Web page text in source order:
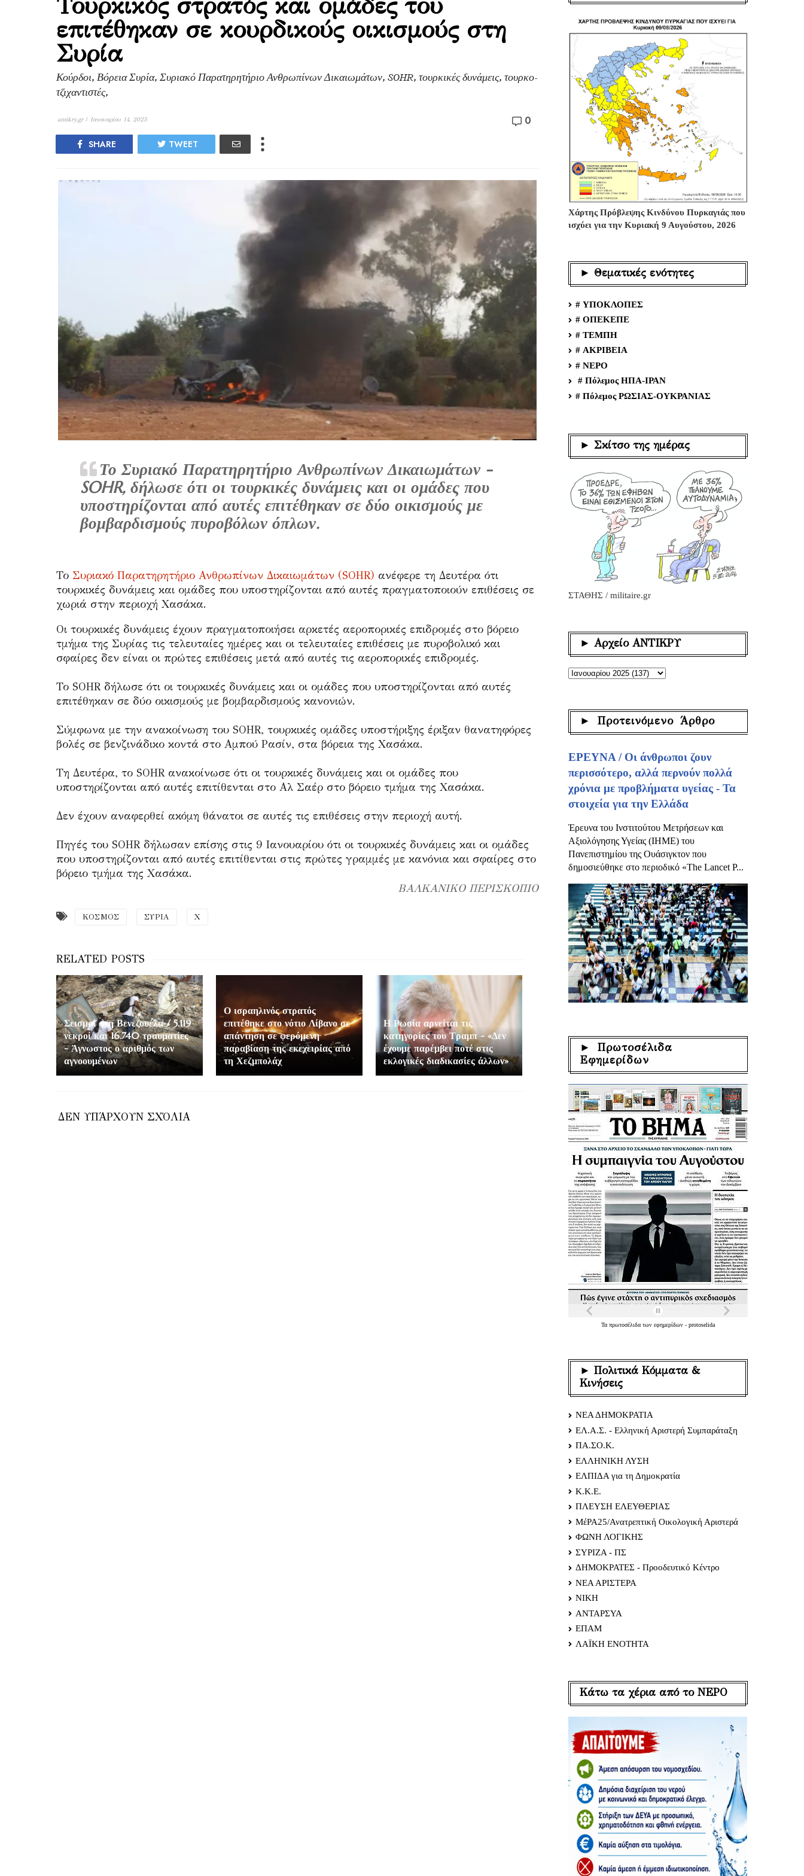
επιτέθηκαν σε κουρδικούς οικισμούς στη
Συρία
Κούρδοι, Βόρεια Συρία, Συριακό Παρατηρητήριο Ανθρωπίνων Δικαιωμάτων, SOHR, τουρκικές δυνάμεις, τουρκο-
τζιχαντιστές,
antikry.gr | Ιανουαρίου 14, 2025 0
SHARE TWEET
Το Συριακό Παρατηρητήριο Ανθρωπίνων Δικαιωμάτων -
SOHR, δήλωσε ότι οι τουρκικές δυνάμεις και οι ομάδες που
υποστηρίζονται από αυτές επιτέθηκαν σε δύο οικισμούς με
βομβαρδισμούς πυροβόλων όπλων.
Το Συριακό Παρατηρητήριο Ανθρωπίνων Δικαιωμάτων (SOHR) ανέφερε τη Δευτέρα ότι
τουρκικές δυνάμεις και ομάδες που υποστηρίζονται από αυτές πραγματοποιούν επιθέσεις σε
χωριά στην περιοχή Χασάκα.
Οι τουρκικές δυνάμεις έχουν πραγματοποιήσει αρκετές αεροπορικές επιδρομές στο βόρειο
τμήμα της Συρίας τις τελευταίες ημέρες και οι τελευταίες επιθέσεις με πυροβολικό και
σφαίρες δεν είναι οι πρώτες επιθέσεις μετά από αυτές τις αεροπορικές επιδρομές.
Το SOHR δήλωσε ότι οι τουρκικές δυνάμεις και οι ομάδες που υποστηρίζονται από αυτές
επιτέθηκαν σε δύο οικισμούς με βομβαρδισμούς κανονιών.
Σύμφωνα με την ανακοίνωση του SOHR, τουρκικές ομάδες υποστήριξης έριξαν θανατηφόρες
βολές σε βενζινάδικο κοντά στο Αμπού Ρασίν, στα βόρεια της Χασάκα.
Τη Δευτέρα, το SOHR ανακοίνωσε ότι οι τουρκικές δυνάμεις και οι ομάδες που
υποστηρίζονται από αυτές επιτίθενται στο Αλ Σαέρ στο βόρειο τμήμα της Χασάκα.
Δεν έχουν αναφερθεί ακόμη θάνατοι σε αυτές τις επιθέσεις στην περιοχή αυτή.
Πηγές του SOHR δήλωσαν επίσης στις 9 Ιανουαρίου ότι οι τουρκικές δυνάμεις και οι ομάδες
που υποστηρίζονται από αυτές επιτίθενται στις πρώτες γραμμές με κανόνια και σφαίρες στο
βόρειο τμήμα της Χασάκα.
ΒΑΛΚΑΝΙΚΟ ΠΕΡΙΣΚΟΠΙΟ
ΚΟΣΜΟΣ ΣΥΡΙΑ Χ
Σεισμοί στη Βενεζουέλα / 5.119
νεκροί και 16.740 τραυματίες
- Άγνωστος ο αριθμός των
αγνοουμένων
Ο ισραηλινός στρατός
επιτέθηκε στο νότιο Λίβανο σε
απάντηση σε φερόμενη
παραβίαση της εκεχειρίας από
τη Χεζμπολάχ
Η Ρωσία αρνείται τις
κατηγορίες του Τραμπ - «Δεν
έχουμε παρέμβει ποτέ στις
εκλογικές διαδικασίες άλλων»
ΔΕΝ ΥΠΆΡΧΟΥΝ ΣΧΌΛΙΑ
Χάρτης Πρόβλεψης Κινδύνου Πυρκαγιάς που
ισχύει για την Κυριακή 9 Αυγούστου, 2026
► Θεματικές ενότητες
# ΥΠΟΚΛΟΠΕΣ
# ΟΠΕΚΕΠΕ
# ΤΕΜΠΗ
# ΑΚΡΙΒΕΙΑ
# ΝΕΡΟ
# Πόλεμος ΗΠΑ-ΙΡΑΝ
# Πόλεμος ΡΩΣΙΑΣ-ΟΥΚΡΑΝΙΑΣ
► Σκίτσο της ημέρας
ΣΤΑΘΗΣ / militaire.gr
► Αρχείο ΑΝΤΙΚΡΥ
► Προτεινόμενο Άρθρο
ΕΡΕΥΝΑ / Οι άνθρωποι ζουν
περισσότερο, αλλά περνούν πολλά
χρόνια με προβλήματα υγείας - Τα
στοιχεία για την Ελλάδα
Έρευνα του Ινστιτούτου Μετρήσεων και
Αξιολόγησης Υγείας (IHME) του
Πανεπιστημίου της Ουάσιγκτον που
δημοσιεύθηκε στο περιοδικό «The Lancet P...
► Πρωτοσέλιδα
Εφημερίδων
Τα πρωτοσέλιδα των εφημερίδων - protoselida
► Πολιτικά Κόμματα &
Κινήσεις
ΝΕΑ ΔΗΜΟΚΡΑΤΙΑ
ΕΛ.Α.Σ. - Ελληνική Αριστερή Συμπαράταξη
ΠΑ.ΣΟ.Κ.
ΕΛΛΗΝΙΚΗ ΛΥΣΗ
ΕΛΠΙΔΑ για τη Δημοκρατία
Κ.Κ.Ε.
ΠΛΕΥΣΗ ΕΛΕΥΘΕΡΙΑΣ
ΜέΡΑ25/Ανατρεπτική Οικολογική Αριστερά
ΦΩΝΗ ΛΟΓΙΚΗΣ
ΣΥΡΙΖΑ - ΠΣ
ΔΗΜΟΚΡΑΤΕΣ - Προοδευτικό Κέντρο
ΝΕΑ ΑΡΙΣΤΕΡΑ
ΝΙΚΗ
ΑΝΤΑΡΣΥΑ
ΕΠΑΜ
ΛΑΪΚΗ ΕΝΟΤΗΤΑ
Κάτω τα χέρια από το ΝΕΡΟ